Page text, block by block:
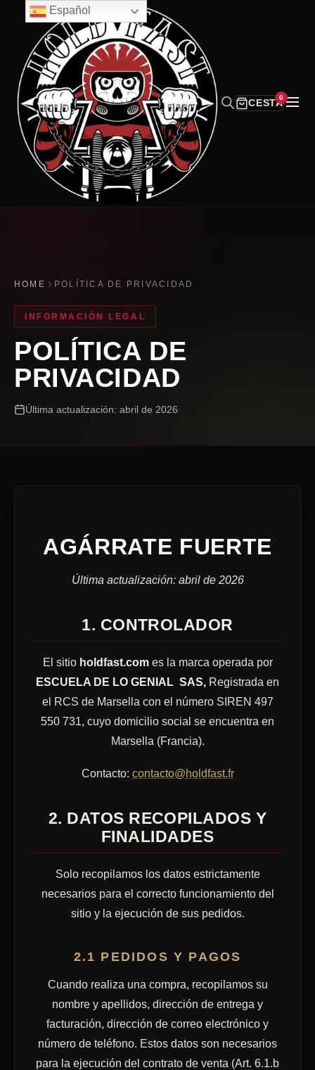
CESTA
0
HOME POLÍTICA DE PRIVACIDAD
INFORMACIÓN LEGAL
POLÍTICA DE
PRIVACIDAD
Última actualización: abril de 2026
AGÁRRATE FUERTE
Última actualización: abril de 2026
1. CONTROLADOR
El sitio holdfast.comes la marca operada por
ESCUELA DE LO GENIAL SAS, Registrada en
el RCS de Marsella con el número SIREN 497
550 731, cuyo domicilio social se encuentra en
Marsella (Francia).
Contacto: contacto@holdfast.fr
2. DATOS RECOPILADOS Y
FINALIDADES
Solo recopilamos los datos estrictamente
necesarios para el correcto funcionamiento del
sitio y la ejecución de sus pedidos.
2.1 PEDIDOS Y PAGOS
Cuando realiza una compra, recopilamos su
nombre y apellidos, dirección de entrega y
facturación, dirección de correo electrónico y
número de teléfono. Estos datos son necesarios
para la ejecución del contrato de venta (Art. 6.1.b
Español